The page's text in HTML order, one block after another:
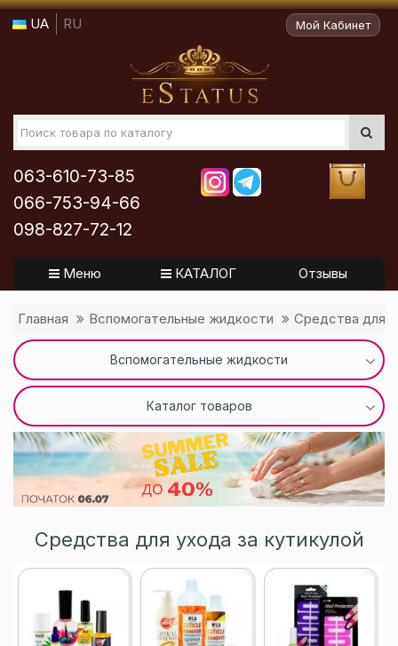
UA RU Мой Кабинет
063-610-73-85
066-753-94-66
098-827-72-12
Меню КАТАЛОГ Отзывы
Главная Вспомогательные жидкости Средства для
Вспомогательные жидкости
Каталог товаров
Средства для ухода за кутикулой